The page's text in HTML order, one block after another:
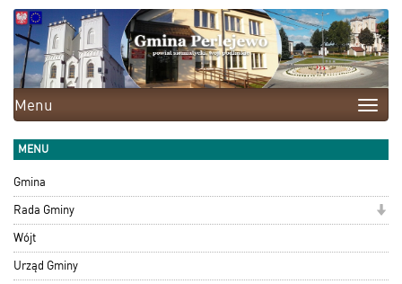
Toggle
Menu
MENU
Gmina
Rada Gminy
Wójt
Urząd Gminy